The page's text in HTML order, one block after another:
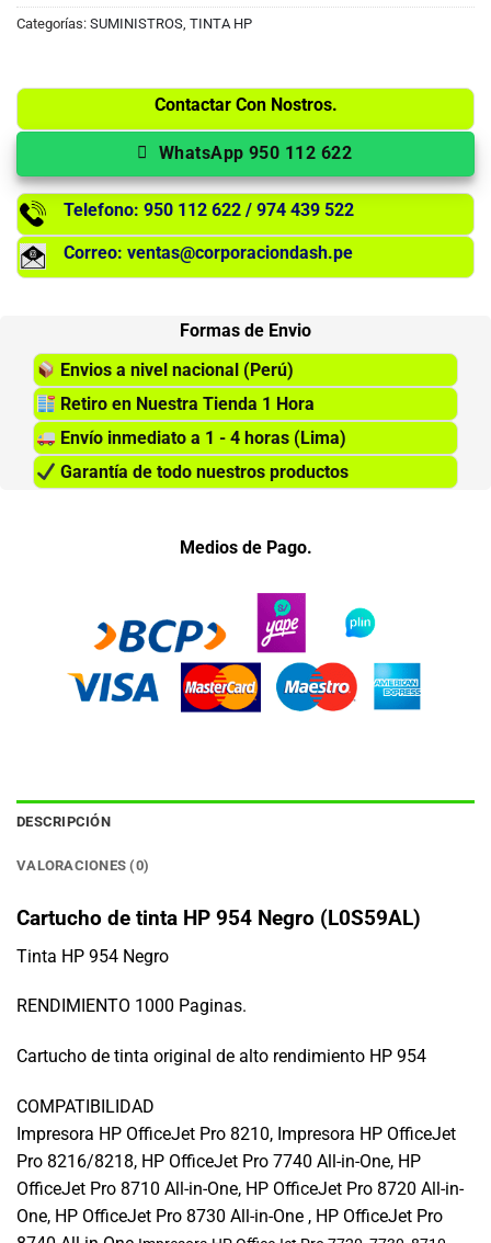
Categorías: SUMINISTROS, TINTA HP
Contactar Con Nostros.
WhatsApp 950 112 622
Telefono: 950 112 622 / 974 439 522
Correo: ventas@corporaciondash.pe
Formas de Envio
Envios a nivel nacional (Perú)
Retiro en Nuestra Tienda 1 Hora
Envío inmediato a 1 - 4 horas (Lima)
Garantía de todo nuestros productos
Medios de Pago.
DESCRIPCIÓN
VALORACIONES (0)
Cartucho de tinta HP 954 Negro (L0S59AL)
Tinta HP 954 Negro
RENDIMIENTO 1000 Paginas.
Cartucho de tinta original de alto rendimiento HP 954
COMPATIBILIDAD
Impresora HP OfficeJet Pro 8210, Impresora HP OfficeJet
Pro 8216/8218, HP OfficeJet Pro 7740 All-in-One, HP
OfficeJet Pro 8710 All-in-One, HP OfficeJet Pro 8720 All-in-
One, HP OfficeJet Pro 8730 All-in-One , HP OfficeJet Pro